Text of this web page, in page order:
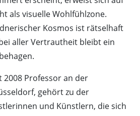
als visuelle Wohlfühlzone.
Kosmos ist rätselhaft
aller Vertrautheit bleibt ein
2008 Professor an der
gehört zu der
und Künstlern, die sich